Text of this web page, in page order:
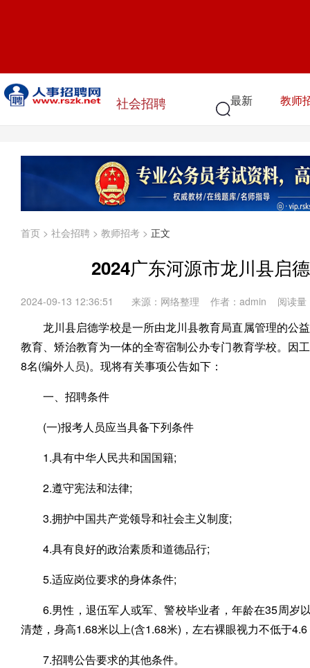
社会招聘 最新 教师
首页 > 社会招聘 > 教师招考 > 正文
2024广东河源市龙川县启
2024-09-13 12:36:51 来源：网络整理 作者：admin 阅读量
龙川县启德学校是一所由龙川县教育局直属管理的公
教育、矫治教育为一体的全寄宿制公办专门教育学校。因
8名(编外人员)。现将有关事项公告如下：
一、招聘条件
(一)报考人员应当具备下列条件
1.具有中华人民共和国国籍;
2.遵守宪法和法律;
3.拥护中国共产党领导和社会主义制度;
4.具有良好的政治素质和道德品行;
5.适应岗位要求的身体条件;
6.男性，退伍军人或军、警校毕业者，年龄在35周岁
清楚，身高1.68米以上(含1.68米)，左右裸眼视力不低于
7.招聘公告要求的其他条件。